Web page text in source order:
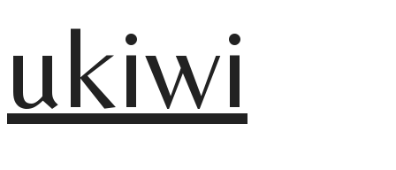
ukiwi